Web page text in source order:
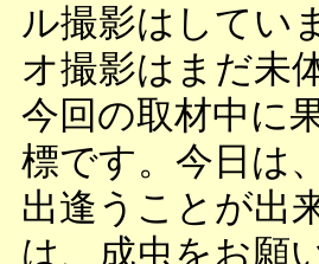
ル撮影はしてい
オ撮影はまだ未
今回の取材中に
標です。今日は
出逢うことが出
は、成虫をお願